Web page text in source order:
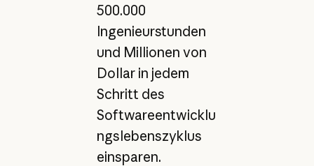
500.000
Ingenieurstunden
und Millionen von
Dollar in jedem
Schritt des
Softwareentwicklu
ngslebenszyklus
einsparen.